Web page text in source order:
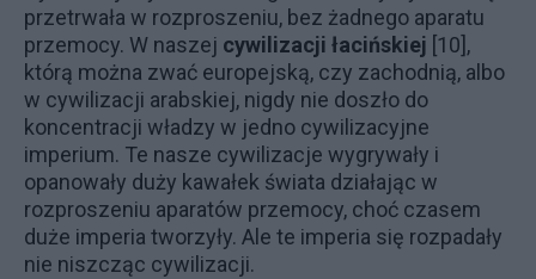
przetrwała w rozproszeniu, bez żadnego aparatu
przemocy. W naszej cywilizacji łacińskiej [10],
którą można zwać europejską, czy zachodnią, albo
w cywilizacji arabskiej, nigdy nie doszło do
koncentracji władzy w jedno cywilizacyjne
imperium. Te nasze cywilizacje wygrywały i
opanowały duży kawałek świata działając w
rozproszeniu aparatów przemocy, choć czasem
duże imperia tworzyły. Ale te imperia się rozpadały
nie niszcząc cywilizacji.